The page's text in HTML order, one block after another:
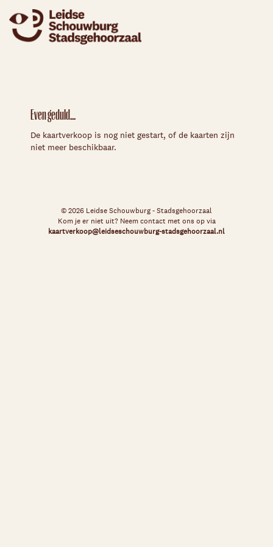
Even geduld...
De kaartverkoop is nog niet gestart, of de kaarten zijn
niet meer beschikbaar.
© 2026 Leidse Schouwburg - Stadsgehoorzaal
Kom je er niet uit? Neem contact met ons op via
kaartverkoop@leidseschouwburg-stadsgehoorzaal.nl